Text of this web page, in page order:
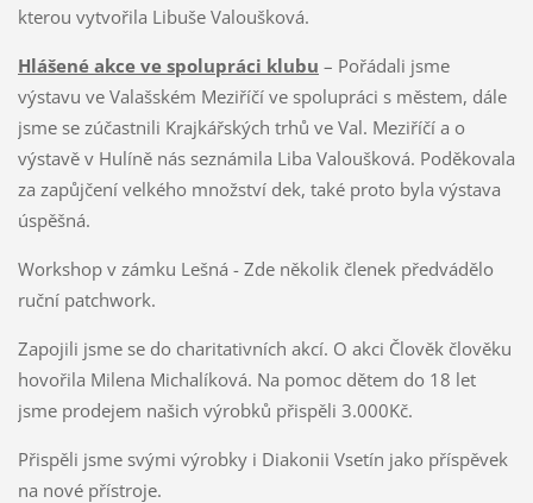
kterou vytvořila Libuše Valoušková.
Hlášené akce ve spolupráci klubu – Pořádali jsme
výstavu ve Valašském Meziříčí ve spolupráci s městem, dále
jsme se zúčastnili Krajkářských trhů ve Val. Meziříčí a o
výstavě v Hulíně nás seznámila Liba Valoušková. Poděkovala
za zapůjčení velkého množství dek, také proto byla výstava
úspěšná.
Workshop v zámku Lešná - Zde několik členek předvádělo
ruční patchwork.
Zapojili jsme se do charitativních akcí. O akci Člověk člověku
hovořila Milena Michalíková. Na pomoc dětem do 18 let
jsme prodejem našich výrobků přispěli 3.000Kč.
Přispěli jsme svými výrobky i Diakonii Vsetín jako příspěvek
na nové přístroje.